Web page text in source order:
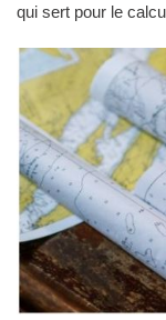
qui sert pour le